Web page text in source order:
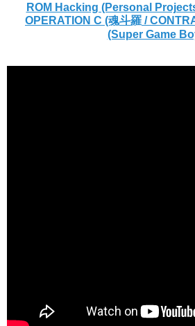
ROM Hacking (Personal
OPERATION C (魂斗羅 /
(Super Game